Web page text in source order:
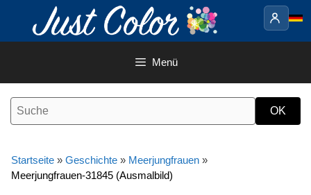
Inhalt
Menü
Startseite » Geschichte » Meerjungfrauen »
Meerjungfrauen-31845 (Ausmalbild)